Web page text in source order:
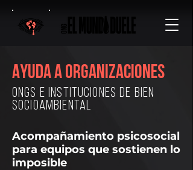
Ayuda a organizaciones
ONGs e instituciones DE BIEN
SOCIOAMBIENTAL
Acompañamiento psicosocial
para equipos que sostienen lo
imposible